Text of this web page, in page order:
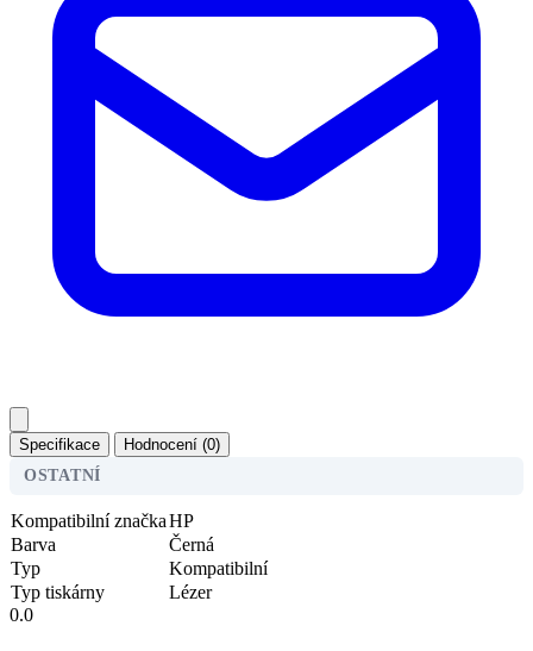
Specifikace
Hodnocení (0)
OSTATNÍ
Kompatibilní značkaHP
Barva
Černá
Typ
Kompatibilní
Typ tiskárny
Lézer
0.0